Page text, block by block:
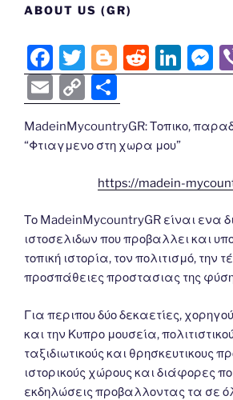
ABOUT US (GR)
F
a
c
e
b
o
k
T
w
itt
er
Bl
o
g
g
er
R
e
di
t
Li
n
e
n
e
e
g
E
m
ai
C
o
p
Li
n
k
h
ar
MadeinMycountryGR: Τοπικο,
“Φτιαγμενο στη χωρα μου”
https://madein-
Το MadeinMycountryGR είναι ενα
ιστοσελιδων που προβαλλει και
τοπική ιστορία, τον πολιτισμό, την
προσπάθειες προστασιας της
Για περιπου δύο δεκαετίες,
και την Κυπρο μουσεία,
ταξιδιωτικούς και θρησκευτικους
ιστορικούς χώρους και διάφορες
εκδηλώσεις προβαλλοντας τα σε